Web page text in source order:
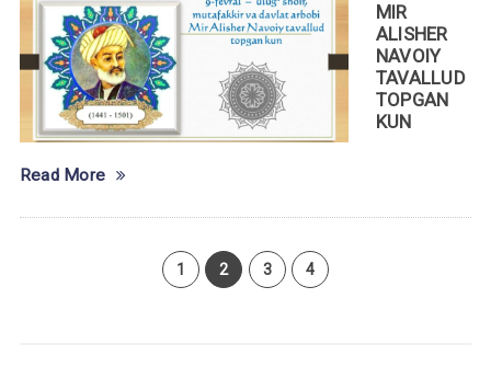
MIR
ALISHER
NAVOIY
TAVALLUD
TOPGAN
KUN
Read More
1 2 3 4